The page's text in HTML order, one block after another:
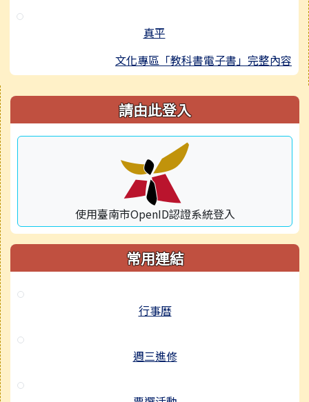
真平
文化專區「教科書電子書」完整內容
右邊區域內容 請由此登入
使用臺南市OpenID認證系統登入
常用連結
行事曆
週三進修